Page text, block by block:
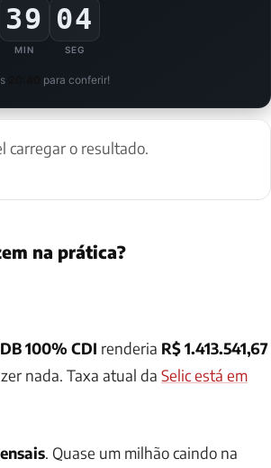
39
MIN
03
SEG
para conferir!
carregar o resultado.
na prática?
100% CDI renderia R$ 1.413.541,67
nada. Taxa atual da Selic está em
. Quase um milhão caindo na